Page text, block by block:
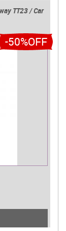
TT23 / Car
-50%OFF